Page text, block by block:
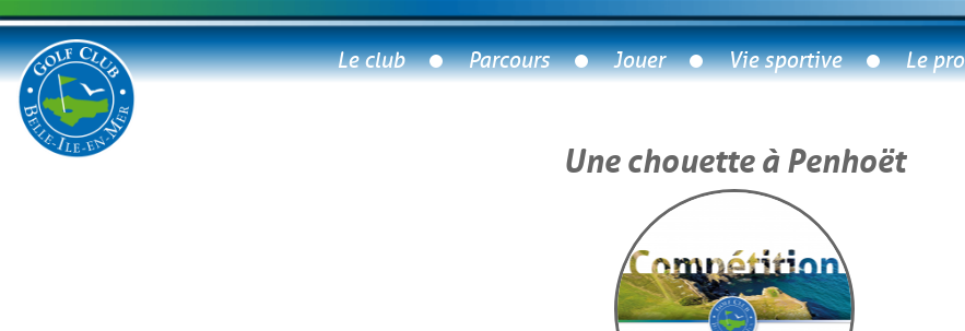
Le club Parcours Jouer Vie sportive Le pro
Une chouette à Penhoët